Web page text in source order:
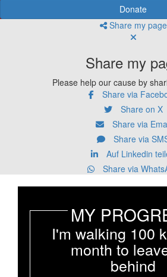
Donate
Share my page
Share my
Please help our cause by
Share via
Share on X
Share via
Share via
Auf Linkedin
Share via
MY
I'm walking 100
month to
behind